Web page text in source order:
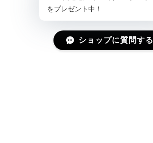
ショップに質問する